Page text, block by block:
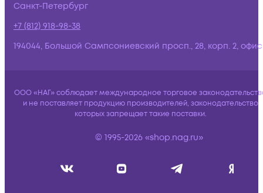
Санкт-Петербург
+7 (812) 918-98-38
194044, Большой Сампсониевский просп., 28, корп. 2,
ООО «НАГ» соблюдает международное торговое
и не поставляет продукцию производителей, законодательство
которых запрещает такие поставки.
© 1995-2026 «shop.nag.ru»